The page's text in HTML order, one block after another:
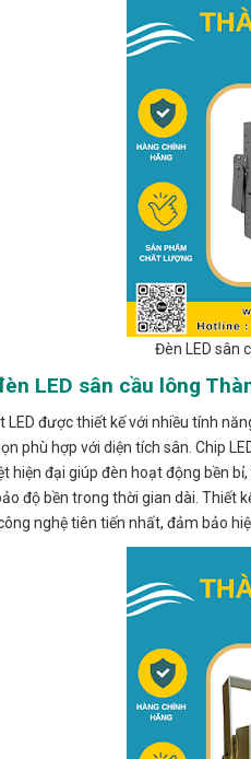
Đèn LED sân
LED sân cầu lông
LED được thiết kế với nhiều tính
phù hợp với diện tích sân. Chip
hiện đại giúp đèn hoạt động bền
độ bền trong thời gian dài. Thiết
nghệ tiên tiến nhất, đảm bảo